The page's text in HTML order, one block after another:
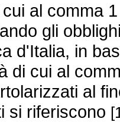
al comma 1
gli
d'Italia, in
di cui al
al
si riferiscono